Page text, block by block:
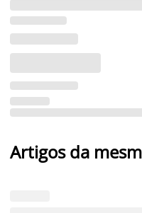
Artigos da